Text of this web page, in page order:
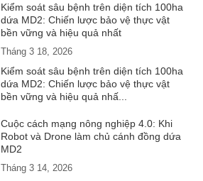
Kiểm soát sâu bệnh trên diện tích 100ha
dứa MD2: Chiến lược bảo vệ thực vật
bền vững và hiệu quả nhất
Tháng 3 18, 2026
Kiểm soát sâu bệnh trên diện tích 100ha
dứa MD2: Chiến lược bảo vệ thực vật
bền vững và hiệu quả nhấ...
Cuộc cách mạng nông nghiệp 4.0: Khi
Robot và Drone làm chủ cánh đồng dứa
MD2
Tháng 3 14, 2026